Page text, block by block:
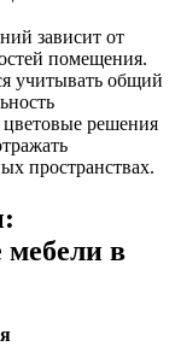
зависит от
помещения.
учитывать общий
решения
пространствах.
мебели в